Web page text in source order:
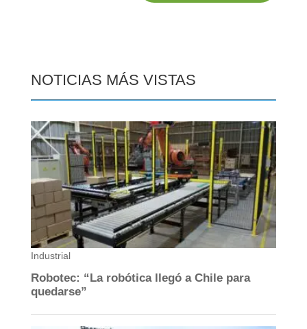
NOTICIAS MÁS VISTAS